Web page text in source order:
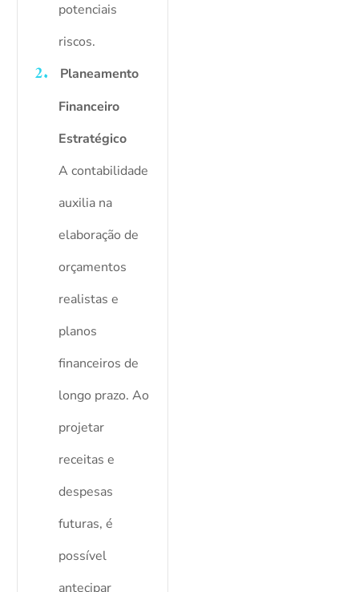
potenciais
riscos.
Planeamento
Financeiro
Estratégico
A contabilidade
auxilia na
elaboração de
orçamentos
realistas e
planos
financeiros de
longo prazo. Ao
projetar
receitas e
despesas
futuras, é
possível
antecipar